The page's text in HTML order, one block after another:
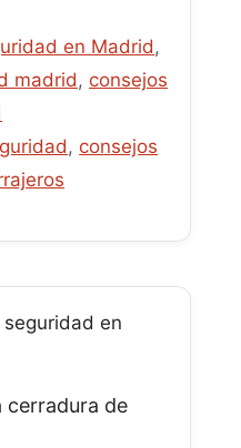
en Madrid,
madrid , consejos
, consejos
en
cerradura de